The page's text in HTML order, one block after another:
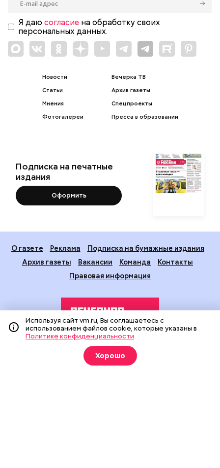
Я даю согласие на обработку своих
персональных данных.
Новости
Статьи
Мнения
Фотогалереи
Вечерка ТВ
Архив газеты
Спецпроекты
Пресса в образовании
Подписка на печатные
издания
Оформить
О газете Реклама
Подписка на бумажные издания
Архив газеты
Вакансии Команда
Контакты
Правовая информация
Издание создано при финансовой поддержке Департамента
средств массовой информации и рекламы города Москвы.
На сайте применяются рекомендательные технологии
Используя сайт vm.ru, Вы соглашаетесь с
использованием файлов cookie, которые указаны в
Политике конфиденциальности
Хорошо